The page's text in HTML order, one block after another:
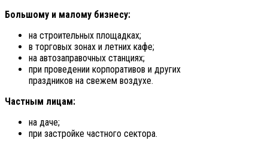
Большому и малому бизнесу:
на строительных площадках;
в торговых зонах и летних кафе;
на автозаправочных станциях;
при проведении корпоративов и других
праздников на свежем воздухе.
Частным лицам:
на даче;
при застройке частного сектора.